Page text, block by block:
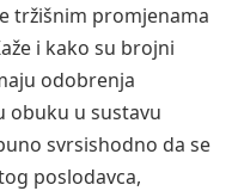
tržišnim promjenama
i kako su brojni
odobrenja
obuku u sustavu
svrsishodno da se
poslodavca,